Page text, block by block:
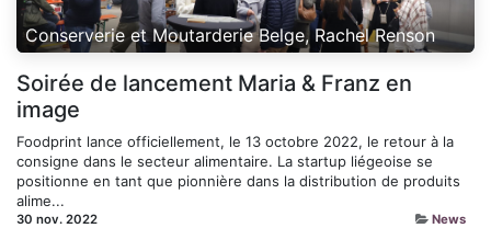
Conserverie et Moutarderie Belge, Rachel Renson
Soirée de lancement Maria & Franz en
image
Foodprint lance officiellement, le 13 octobre 2022, le retour à la
consigne dans le secteur alimentaire. La startup liégeoise se
positionne en tant que pionnière dans la distribution de produits
alime...
30 nov. 2022 News